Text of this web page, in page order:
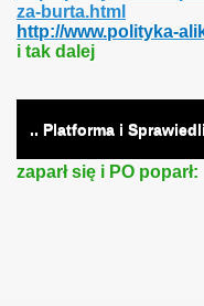
za-burta.html
http://www.polityka-
i tak dalej
.. Platforma i
zaparł się i PO poparł: